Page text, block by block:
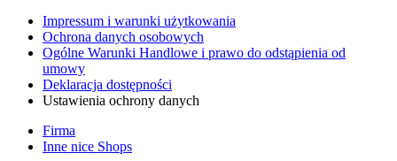
Impressum i warunki użytkowania
Ochrona danych osobowych
Ogólne Warunki Handlowe i prawo do odstąpienia od
umowy
Deklaracja dostępności
Ustawienia ochrony danych
Firma
Inne nice Shops